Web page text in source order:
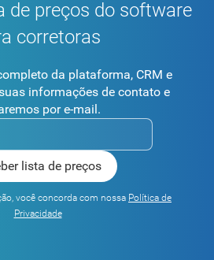
de preços do software
corretoras
da plataforma, CRM e
informações de contato e
por e-mail.
você concorda com nossa Política de
Privacidade